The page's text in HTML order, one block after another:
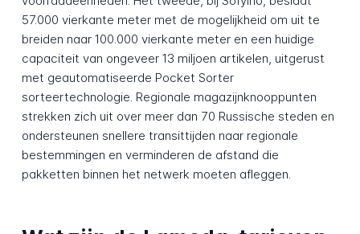
57.000 vierkante meter met de mogelijkheid om uit te
breiden naar 100.000 vierkante meter en een huidige
capaciteit van ongeveer 13 miljoen artikelen, uitgerust
met geautomatiseerde Pocket Sorter
sorteertechnologie. Regionale magazijnknooppunten
strekken zich uit over meer dan 70 Russische steden en
ondersteunen snellere transittijden naar regionale
bestemmingen en verminderen de afstand die
pakketten binnen het netwerk moeten afleggen.